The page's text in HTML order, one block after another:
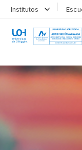
Institutos